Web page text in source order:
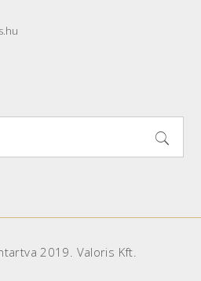
2019. Valoris Kft.